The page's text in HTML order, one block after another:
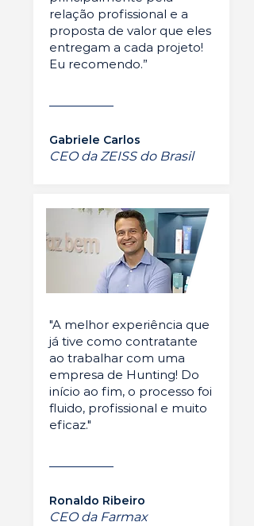
relação profissional e a
proposta de valor que eles
entregam a cada projeto!
Eu recomendo.”
Gabriele Carlos
CEO da ZEISS do Brasil
"A melhor experiência que
já tive como contratante
ao trabalhar com uma
empresa de Hunting! Do
início ao fim, o processo foi
fluido, profissional e muito
eficaz."
Ronaldo Ribeiro
CEO da Farmax